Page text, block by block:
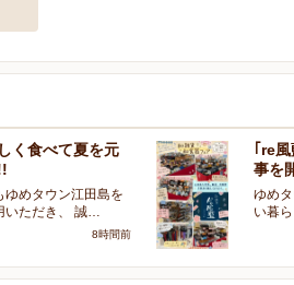
く食べて夏を元
ゆめタウン江田島を
いただき、 誠…
8時間前
｢re
事を
ゆめ
い暮